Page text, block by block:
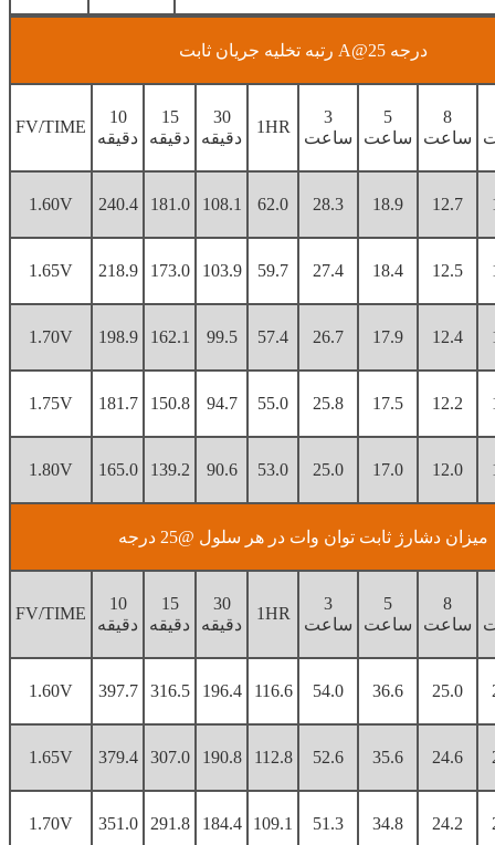
رتبه تخلیه جریان ثابت A@25 درجه
FV/TIME
10
دقیقه
15
دقیقه
30
دقیقه
1HR
3
ساعت
5
ساعت
8
ساعت
1.60V 240.4 181.0 108.1 62.0 28.3 18.9 12.7
1.65V 218.9 173.0 103.9 59.7 27.4 18.4 12.5
1.70V 198.9 162.1 99.5 57.4 26.7 17.9 12.4
1.75V 181.7 150.8 94.7 55.0 25.8 17.5 12.2
1.80V 165.0 139.2 90.6 53.0 25.0 17.0 12.0
میزان دشارژ ثابت توان وات در هر سلول @25 درجه
FV/TIME
10
دقیقه
15
دقیقه
30
دقیقه
1HR
3
ساعت
5
ساعت
8
ساعت
1.60V 397.7 316.5 196.4 116.6 54.0 36.6 25.0
1.65V 379.4 307.0 190.8 112.8 52.6 35.6 24.6
1.70V 351.0 291.8 184.4 109.1 51.3 34.8 24.2